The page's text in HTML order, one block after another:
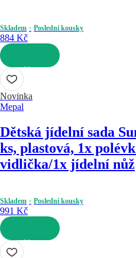
Skladem Poslední kousky
884 Kč
DO KOŠÍKU
Novinka
Mepal
Dětská jídelní sada
ks, plastová, 1x
vidlička/1x jídelní nůž
Skladem Poslední kousky
991 Kč
DO KOŠÍKU